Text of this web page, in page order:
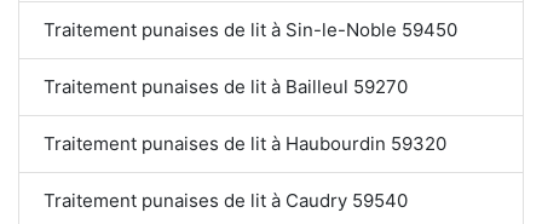
Traitement punaises de lit à Sin-le-Noble 59450
Traitement punaises de lit à Bailleul 59270
Traitement punaises de lit à Haubourdin 59320
Traitement punaises de lit à Caudry 59540